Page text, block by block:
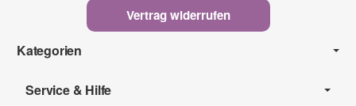
Vertrag widerrufen
Kategorien
Service & Hilfe